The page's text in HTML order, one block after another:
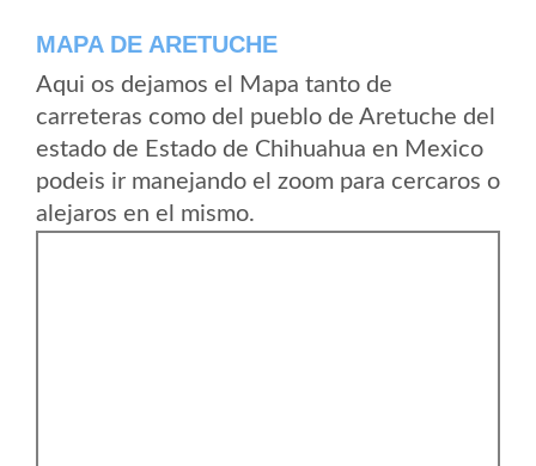
MAPA DE ARETUCHE
Aqui os dejamos el Mapa tanto de
carreteras como del pueblo de Aretuche del
estado de Estado de Chihuahua en Mexico
podeis ir manejando el zoom para cercaros o
alejaros en el mismo.